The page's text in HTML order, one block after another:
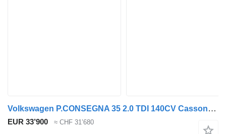
Volkswagen P.CONSEGNA 35 2.0 TDI 140CV Cassonato Business
EUR 33’900 ≈ CHF 31’680